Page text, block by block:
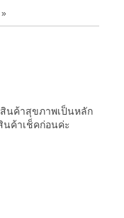
นค้าสุขภาพเป็นหลัก
ค้าเช็คก่อนค่ะ